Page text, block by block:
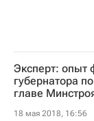
Эксперт: опыт
губернатора
главе
18 мая 2018, 16:56